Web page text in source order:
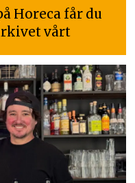
Horeca får du
vårt